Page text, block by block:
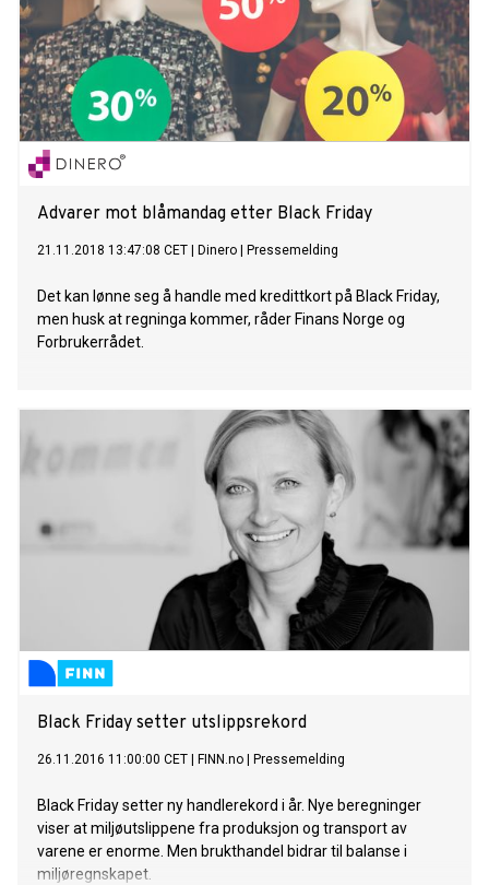
Advarer mot blåmandag etter Black Friday
21.11.2018 13:47:08 CET Dinero Pressemelding
Det kan lønne seg å handle med kredittkort på Black Friday,
men husk at regninga kommer, råder Finans Norge og
Forbrukerrådet.
Black Friday setter utslippsrekord
26.11.2016 11:00:00 CET FINN.no Pressemelding
Black Friday setter ny handlerekord i år. Nye beregninger
viser at miljøutslippene fra produksjon og transport av
varene er enorme. Men brukthandel bidrar til balanse i
miljøregnskapet.